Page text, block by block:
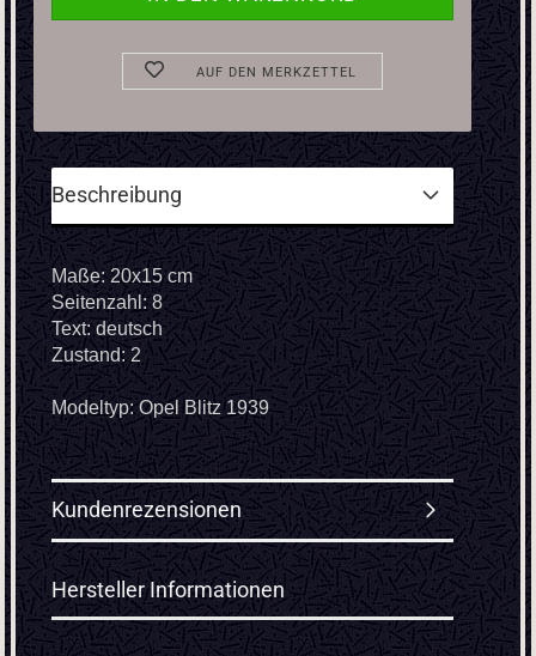
AUF DEN MERKZETTEL
Beschreibung
Maße: 20x15 cm
Seitenzahl: 8
Text: deutsch
Zustand: 2
Modeltyp: Opel Blitz 1939
Kundenrezensionen
Hersteller Informationen